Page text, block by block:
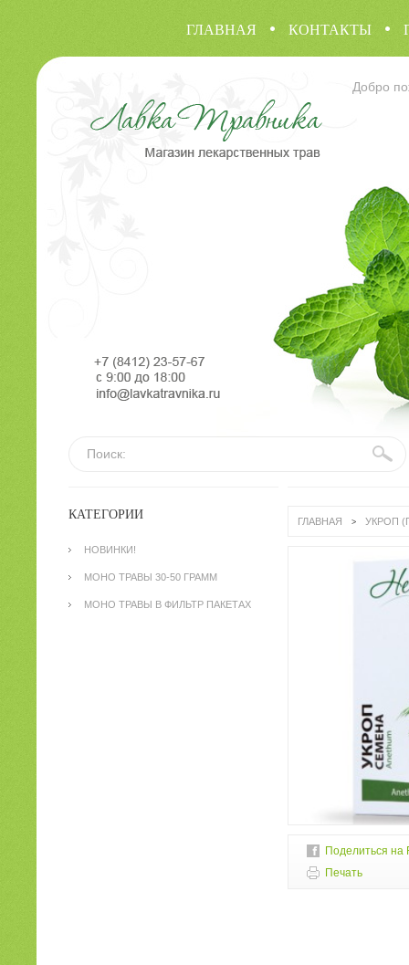
Добро
ГЛАВНАЯ КОНТАКТЫ
КАТЕГОРИИ
НОВИНКИ!
МОНО ТРАВЫ 30-50 ГРАММ
МОНО ТРАВЫ В ФИЛЬТР ПАКЕТАХ
ГЛАВНАЯ > УКРОП
Поделиться на
Печать